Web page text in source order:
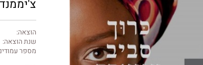
הוצאה:
שנת הוצאה:
מספר